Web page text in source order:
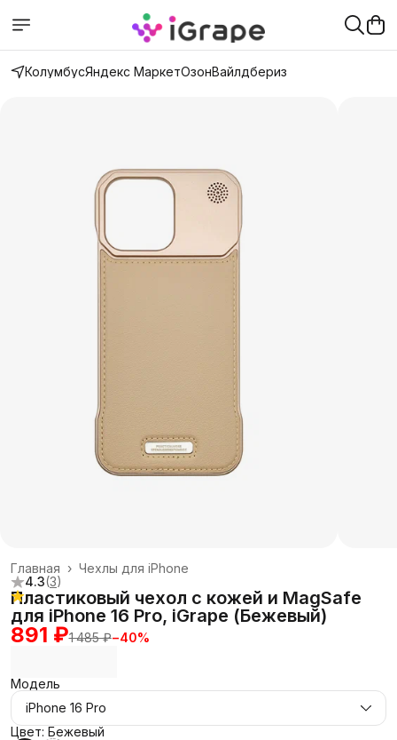
КолумбусЯндекс МаркетОзонВайлдбериз
Чехлы для iPhone
Главная ›
4.3(3)
Пластиковый чехол с кожей и MagSafe
для iPhone 16 Pro, iGrape (Бежевый)
891 ₽1 485 ₽−40%
Модель
iPhone 16 Pro
Цвет: Бежевый